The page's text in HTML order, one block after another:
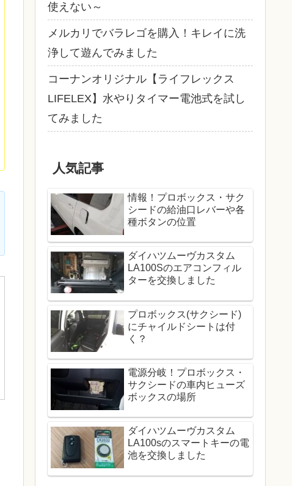
使えない～
メルカリでバラレゴを購入！キレイに洗
浄して遊んでみました
コーナンオリジナル【ライフレックス
LIFELEX】水やりタイマー電池式を試し
てみました
人気記事
情報！プロボックス・サク
シードの給油口レバーや各
種ボタンの位置
ダイハツムーヴカスタム
LA100Sのエアコンフィル
ターを交換しました
プロボックス(サクシード)
にチャイルドシートは付
く？
電源分岐！プロボックス・
サクシードの車内ヒューズ
ボックスの場所
ダイハツムーヴカスタム
LA100sのスマートキーの電
池を交換しました